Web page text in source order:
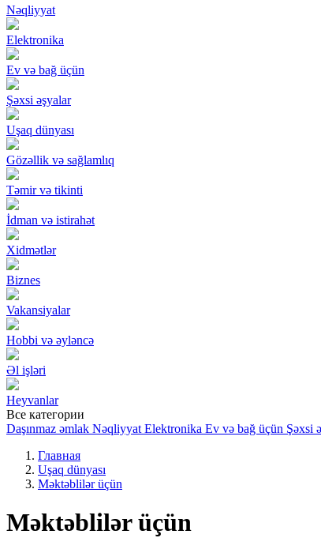
Nəqliyyat
Elektronika
Ev və bağ üçün
Şəxsi əşyalar
Uşaq dünyası
Gözəllik və sağlamlıq
Təmir və tikinti
İdman və istirahət
Xidmətlər
Biznes
Vakansiyalar
Hobbi və əyləncə
Əl işləri
Heyvanlar
Все категории
Daşınmaz əmlak Nəqliyyat Elektronika Ev və bağ üçün Şəxsi
Главная
Uşaq dünyası
Məktəblilər üçün
Məktəblilər üçün